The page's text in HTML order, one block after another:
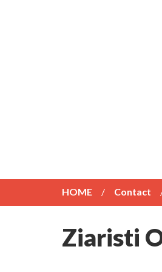
HOME Contact
Ziaristi